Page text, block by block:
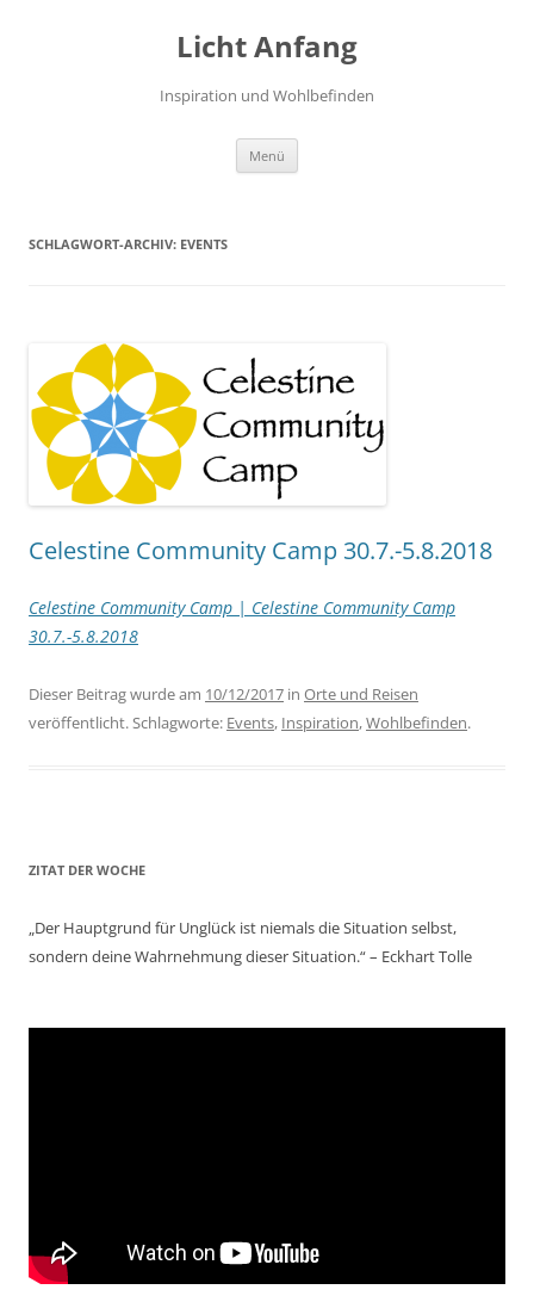
Licht Anfang
Inspiration und Wohlbefinden
Menü
SCHLAGWORT-ARCHIV: EVENTS
Celestine Community Camp 30.7.-5.8.2018
Celestine Community Camp | Celestine Community Camp
30.7.-5.8.2018
Dieser Beitrag wurde am 10/12/2017 in Orte und Reisen
veröffentlicht. Schlagworte: Events, Inspiration,Wohlbefinden.
ZITAT DER WOCHE
„Der Hauptgrund für Unglück ist niemals die Situation selbst,
sondern deine Wahrnehmung dieser Situation.“ – Eckhart Tolle